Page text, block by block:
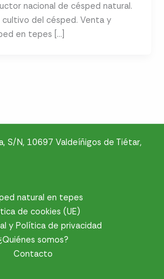
nacional de césped natural.
cultivo del césped. Venta y
en tepes […]
S/N, 10697 Valdeíñigos de Tiétar,
natural en tepes
de cookies (UE)
y Política de privacidad
somos?
Contacto